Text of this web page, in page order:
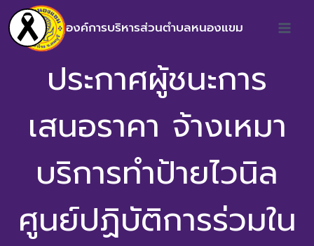
องค์การบริหารส่วนตำบลหนองแขม
ประกาศผู้ชนะการ
เสนอราคา จ้างเหมา
บริการทำป้ายไวนิล
ศูนย์ปฏิบัติการร่วมใน